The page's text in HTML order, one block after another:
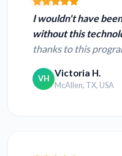
I wouldn't have
without this
thanks to this
VH Victoria H.
McAllen, TX, USA